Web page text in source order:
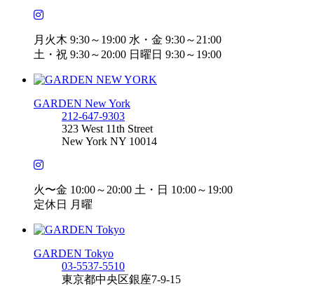
月火木 9:30～19:00 水・金 9:30～21:00
土・祝 9:30～20:00 日曜日 9:30～19:00
GARDEN New York
212-647-9303
323 West 11th Street
New York NY 10014
火〜金 10:00～20:00 土・日 10:00～19:00
定休日 月曜
GARDEN Tokyo
03-5537-5510
東京都中央区銀座7-9-15